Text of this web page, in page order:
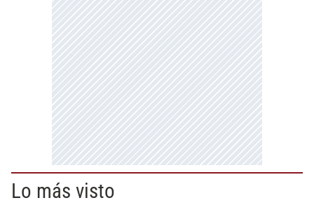
Lo más visto